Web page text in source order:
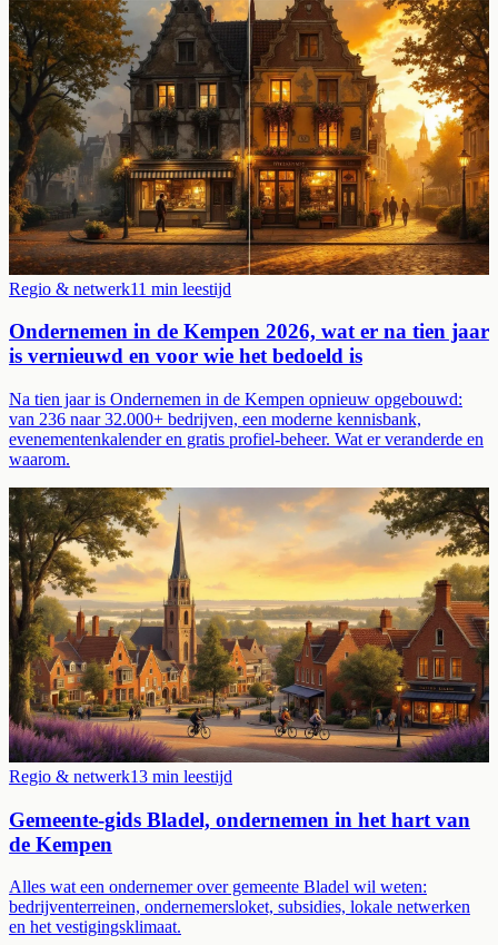
Regio & netwerk11 min leestijd
Ondernemen in de Kempen 2026, wat er na tien jaar
is vernieuwd en voor wie het bedoeld is
Na tien jaar is Ondernemen in de Kempen opnieuw opgebouwd:
van 236 naar 32.000+ bedrijven, een moderne kennisbank,
evenementenkalender en gratis profiel-beheer. Wat er veranderde en
waarom.
Regio & netwerk13 min leestijd
Gemeente-gids Bladel, ondernemen in het hart van
de Kempen
Alles wat een ondernemer over gemeente Bladel wil weten:
bedrijventerreinen, ondernemersloket, subsidies, lokale netwerken
en het vestigingsklimaat.